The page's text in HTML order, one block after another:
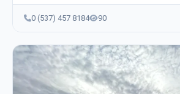
0 (537) 457 8184 90